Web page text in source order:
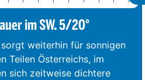
im SW. 5/20°
weiterhin für sonnigen
Teilen Österreichs, im
sich zeitweise dichtere